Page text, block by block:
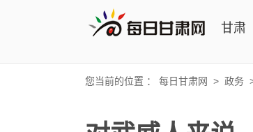
甘肃
您当前的位置 ： 每日甘肃网 > 政务